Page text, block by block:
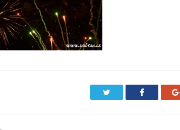
Facebook